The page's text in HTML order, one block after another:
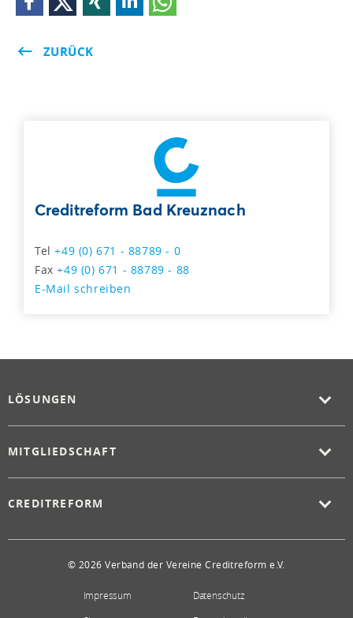
ZURÜCK
Creditreform Bad Kreuznach
Tel+49 (0) 671 - 88789 - 0
Fax+49 (0) 671 - 88789 - 88
E-Mail schreiben
LÖSUNGEN
MITGLIEDSCHAFT
CREDITREFORM
© 2026 Verband der Vereine Creditreform e.V.
Impressum
Datenschutz